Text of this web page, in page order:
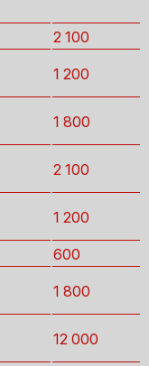
2 100
1 200
1 800
2 100
1 200
600
1 800
12 000